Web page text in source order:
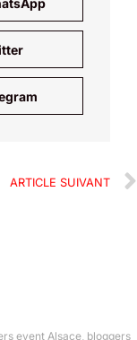
ARTICLE SUIVANT
event Alsace, bloggers